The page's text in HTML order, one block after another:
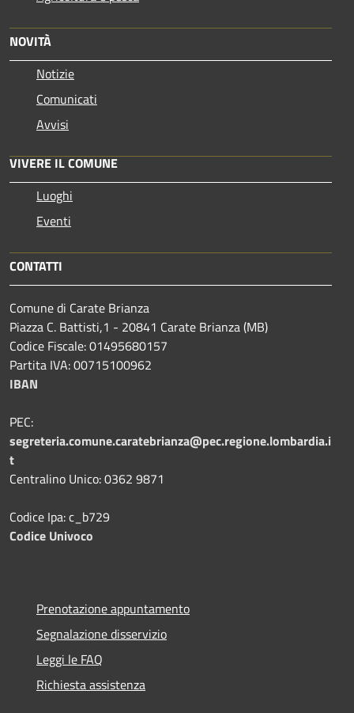
NOVITÀ
Notizie
Comunicati
Avvisi
VIVERE IL COMUNE
Luoghi
Eventi
CONTATTI
Comune di Carate Brianza
Piazza C. Battisti,1 - 20841 Carate Brianza (MB)
Codice Fiscale: 01495680157
Partita IVA: 00715100962
IBAN
PEC:
segreteria.comune.caratebrianza@pec.regione.lombardia.i
t
Centralino Unico: 0362 9871
Codice Ipa: c_b729
Codice Univoco
Prenotazione appuntamento
Segnalazione disservizio
Leggi le FAQ
Richiesta assistenza